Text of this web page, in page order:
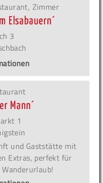
Zimmer
Elsabauern´
3
Mann´
1
und Gaststätte mit
Extras, perfekt für